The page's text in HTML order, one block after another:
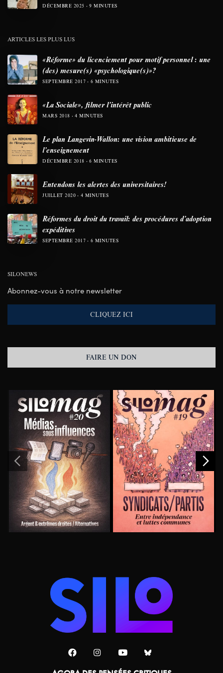
DÉCEMBRE 2025 9 MINUTES
ARTICLES LES PLUS LUS
«Réforme» du licenciement pour motif personnel : une
(des) mesure(s) «psychologique(s)»?
SEPTEMBRE 2017 6 MINUTES
«La Sociale», filmer l’intérêt public
MARS 2018 4 MINUTES
Le plan Langevin-Wallon: une vision ambitieuse de
l’enseignement
DÉCEMBRE 2018 6 MINUTES
Entendons les alertes des universitaires!
JUILLET 2020 4 MINUTES
Réformes du droit du travail: des procédures d’adoption
expéditives
SEPTEMBRE 2017 6 MINUTES
SILONEWS
Abonnez-vous à notre newsletter
CLIQUEZ ICI
FAIRE UN DON